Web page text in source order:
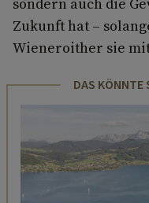
Zukunft hat –
Wieneroither sie
DAS KÖNNTE